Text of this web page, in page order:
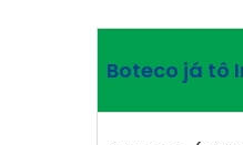
Boteco já tô